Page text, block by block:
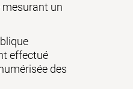
mesurant un
effectué
des